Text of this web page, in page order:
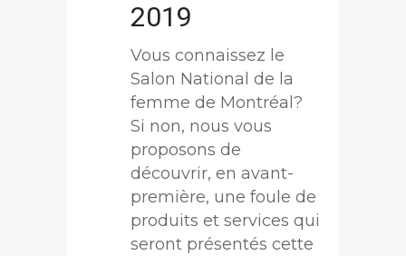
2019
Vous connaissez le
Salon National de la
femme de Montréal?
Si non, nous vous
proposons de
découvrir, en avant-
première, une foule de
produits et services qui
seront présentés cette